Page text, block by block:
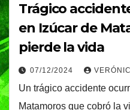
Trágico
en Izúcar de
pierde la vida
07/12/2024
Un trágico accidente
Matamoros que cobró la